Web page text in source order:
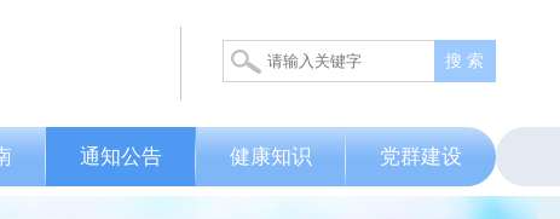
搜 索
通知公告 健康知识 党群建设